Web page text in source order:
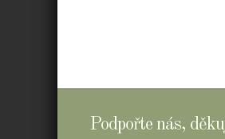
Podpořte nás,